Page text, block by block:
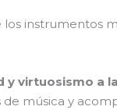
instrumentos
y virtuosismo a
música y